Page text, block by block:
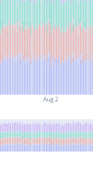
Aug 2